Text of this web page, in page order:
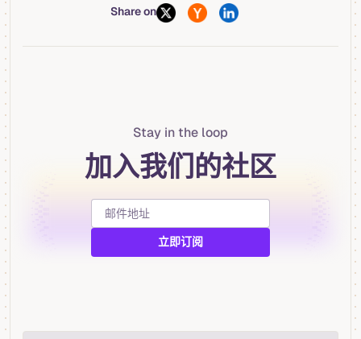
Share on
Stay in the loop
加入我们的社区